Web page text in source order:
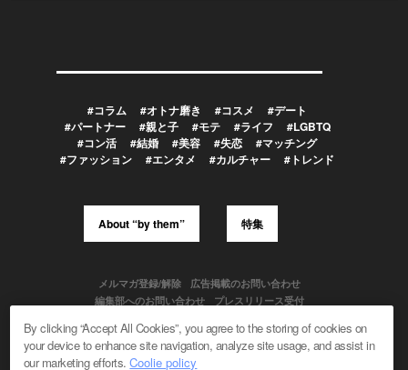
#コラム #オトナ磨き #コスメ
#デート
#パートナー
#親と子 #モテ #ライフ
#LGBTQ
#コン活
#結婚 #美容 #失恋
#マッチング
#ファッション
#エンタメ #カルチャー #トレンド
About “by them” 特集
メルマガ登録/解除
広告掲載のお問い合わせ
編集部へのお問い合わせ
プレスリリース受付
By clicking “Accept All Cookies”, you agree to the storing of cookies on
your device to enhance site navigation, analyze site usage, and assist in
our marketing efforts.Coolie policy